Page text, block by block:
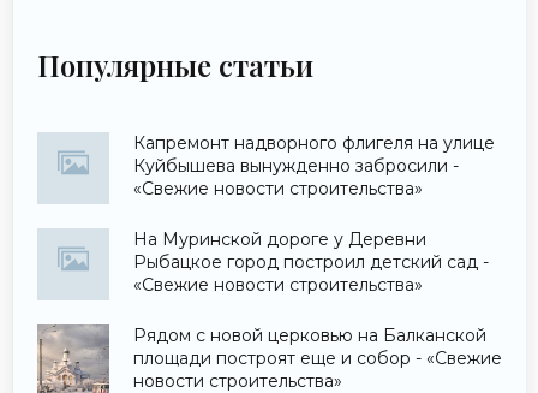
Популярные статьи
Капремонт надворного флигеля на улице
Куйбышева вынужденно забросили -
«Свежие новости строительства»
На Муринской дороге у Деревни
Рыбацкое город построил детский сад -
«Свежие новости строительства»
Рядом с новой церковью на Балканской
площади построят еще и собор - «Свежие
новости строительства»